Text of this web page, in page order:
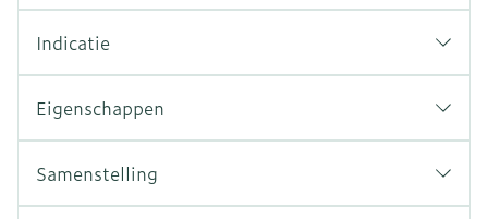
Indicatie
Eigenschappen
Samenstelling